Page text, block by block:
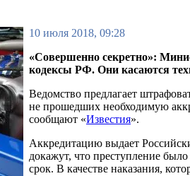
10 июля 2018, 09:28
«Совершенно секретно»:
кодексы РФ. Они касаются
Ведомство предлагает
не прошедших необходимую
сообщают «Известия».
Аккредитацию выдает
докажут, что преступление
срок. В качестве наказания,